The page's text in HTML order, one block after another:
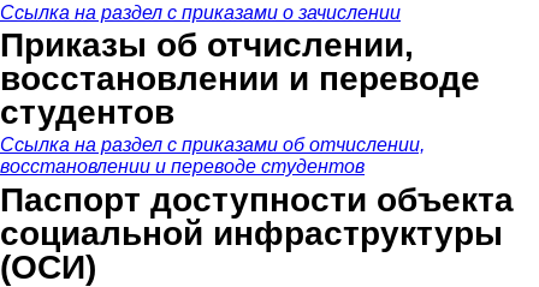
Ссылка на раздел с приказами о зачислении
Приказы об отчислении,
восстановлении и переводе
студентов
Ссылка на раздел с приказами об отчислении,
восстановлении и переводе студентов
Паспорт доступности объекта
социальной инфраструктуры
(ОСИ)